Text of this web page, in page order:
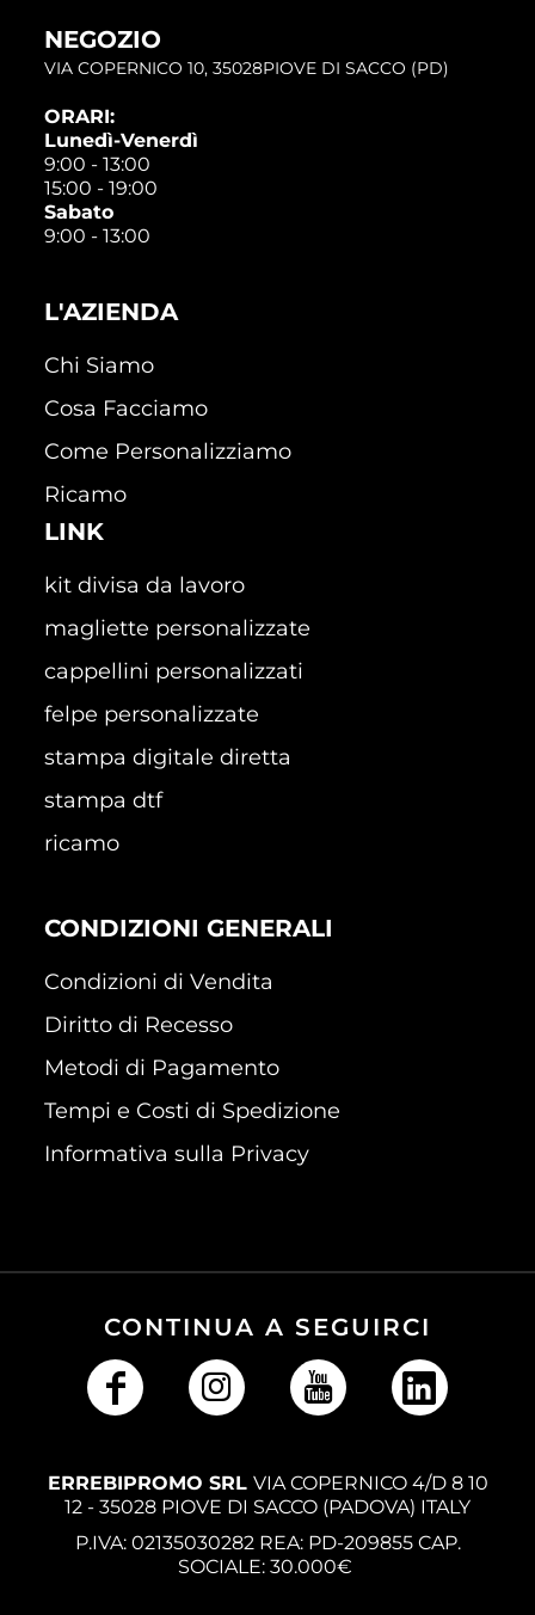
NEGOZIO
VIA COPERNICO 10, 35028PIOVE DI SACCO (PD)
ORARI:
Lunedì-Venerdì
9:00 - 13:00
15:00 - 19:00
Sabato
9:00 - 13:00
L'AZIENDA
Chi Siamo
Cosa Facciamo
Come Personalizziamo
Ricamo
LINK
kit divisa da lavoro
magliette personalizzate
cappellini personalizzati
felpe personalizzate
stampa digitale diretta
stampa dtf
ricamo
CONDIZIONI GENERALI
Condizioni di Vendita
Diritto di Recesso
Metodi di Pagamento
Tempi e Costi di Spedizione
Informativa sulla Privacy
CONTINUA A SEGUIRCI
ERREBIPROMO SRL VIA COPERNICO 4/D 8 10
12 - 35028 PIOVE DI SACCO (PADOVA) ITALY
P.IVA: 02135030282 REA: PD-209855 CAP.
SOCIALE: 30.000€